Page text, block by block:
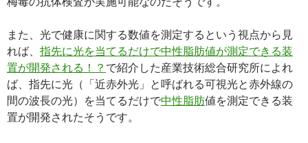
また、光で健康に関する数値を測定するという視点から見
れば、 指先に光を当てるだけで中性脂肪値が測定できる装
置が開発される！？ で紹介した産業技術総合研究所によれ
ば、指先に光（「近赤外光」と呼ばれる可視光と赤外線の
間の波長の光）を当てるだけで中性脂肪値を測定できる装
置が開発されたそうです。